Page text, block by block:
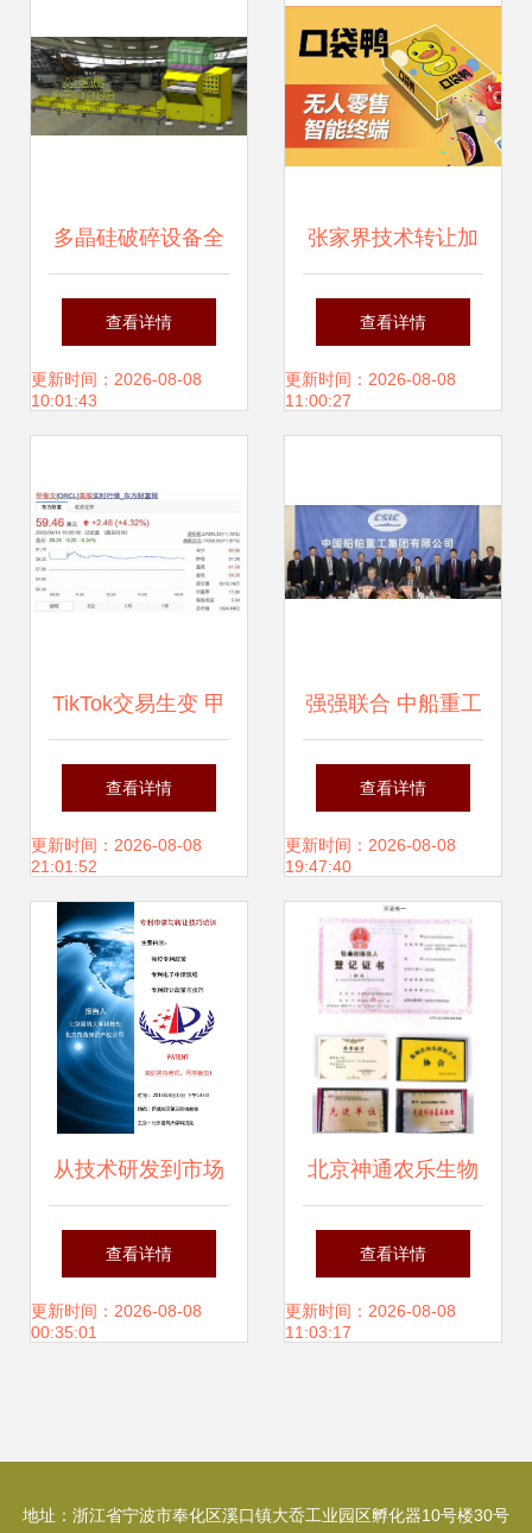
多晶硅破碎设备全
解析 价格、厂家、
图片与技术转让指
查看详情
更新时间：2026-08-08
10:01:43
张家界技术转让加
盟 开启区域特色产
业发展的新引擎
查看详情
更新时间：2026-08-08
11:00:27
TikTok交易生变 甲
骨文成技术合作伙
伴，沃尔玛或参与
电商业务
查看详情
更新时间：2026-08-08
21:01:52
强强联合 中船重工
与三菱日立签订燃
气轮机技术转让协
议，助力中国船舶
动力升级
查看详情
更新时间：2026-08-08
19:47:40
从技术研发到市场
变现 专利申请与转
让技术培训指南
查看详情
更新时间：2026-08-08
00:35:01
北京神通农乐生物
高科技技术转让 赋
能现代农业，共创
查看详情
更新时间：2026-08-08
11:03:17
地址：浙江省宁波市奉化区溪口镇大岙工业园区孵化器10号楼30号